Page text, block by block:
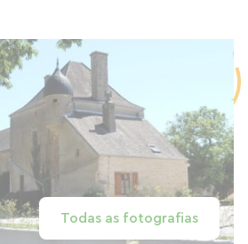
Todas as fotografias